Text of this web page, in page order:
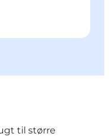
til større